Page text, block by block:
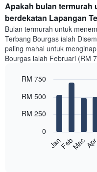
Apakah bulan termurah
berdekatan Lapangan
Bulan termurah untuk
Terbang Bourgas ialah
paling mahal untuk
Bourgas ialah Februari (RM
chart
12
graphic.
JanFebMac
0
RM 250
RM 500
RM 750